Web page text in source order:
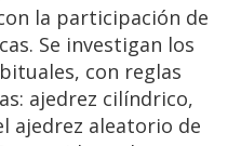
la participación de
Se investigan los
con reglas
ajedrez cilíndrico,
ajedrez aleatorio de